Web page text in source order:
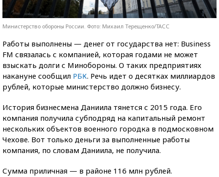
Министерство обороны России. Фото: Михаил Терещенко/ТАСС
Работы выполнены — денег от государства нет: Business
FM связалась с компанией, которая годами не может
взыскать долги с Минобороны. О таких предприятиях
накануне сообщил РБК. Речь идет о десятках миллиардов
рублей, которые министерство должно бизнесу.
История бизнесмена Даниила тянется с 2015 года. Его
компания получила субподряд на капитальный ремонт
нескольких объектов военного городка в подмосковном
Чехове. Вот только деньги за выполненные работы
компания, по словам Даниила, не получила.
Сумма приличная — в районе 116 млн рублей.